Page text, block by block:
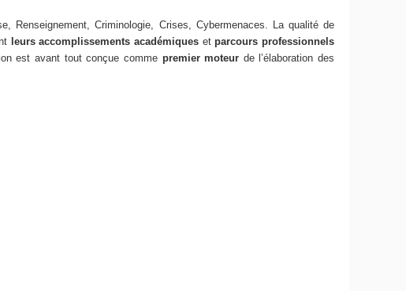
Renseignement, Criminologie, Crises, Cybermenaces. La qualité de
leurs accomplissements académiques etparcours professionnels
est avant tout conçue commepremier moteur de l’élaboration des